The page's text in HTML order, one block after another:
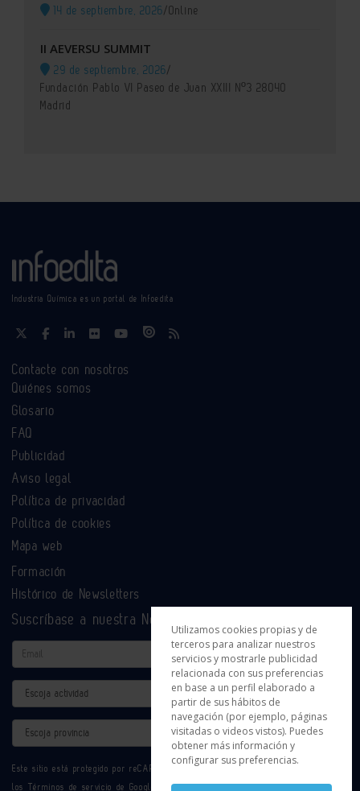
14 de septiembre, 2026/Online
II AEVERSU SUMMIT
29 de septiembre, 2026/
Fundación Pablo VI Paseo de Juan XXIII Nº3 28040
Madrid
Industria Química es un portal de Infoedita
Contacte con nosotros
Quiénes somos
Glosario
FAQ
Publicidad
Aviso legal
Política de privacidad
Política de cookies
Mapa web
Formación
Histórico de Newsletters
Suscríbase a nuestra Newsletter
Email
Actividad
Provincia
Este sitio está protegido por reCAPTCHA y se aplican la
los Términos de servicio de Google.
Utilizamos cookies propias y de
terceros para analizar nuestros
servicios y mostrarle publicidad
relacionada con sus preferencias
en base a un perfil elaborado a
partir de sus hábitos de
navegación (por ejemplo, páginas
visitadas o videos vistos). Puedes
obtener más información y
configurar sus preferencias.